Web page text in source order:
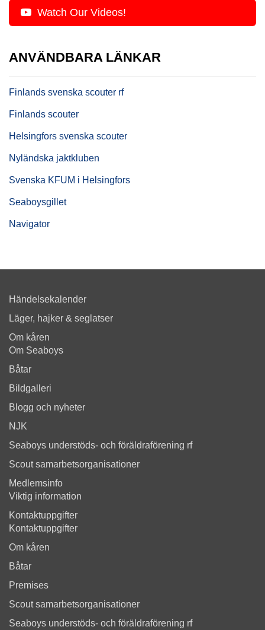
Watch Our Videos!
ANVÄNDBARA LÄNKAR
Finlands svenska scouter rf
Finlands scouter
Helsingfors svenska scouter
Nyländska jaktkluben
Svenska KFUM i Helsingfors
Seaboysgillet
Navigator
Händelsekalender
Läger, hajker & seglatser
Om kåren
Om Seaboys
Båtar
Bildgalleri
Blogg och nyheter
NJK
Seaboys understöds- och föräldraförening rf
Scout samarbetsorganisationer
Medlemsinfo
Viktig information
Kontaktuppgifter
Kontaktuppgifter
Om kåren
Båtar
Premises
Scout samarbetsorganisationer
Seaboys understöds- och föräldraförening rf